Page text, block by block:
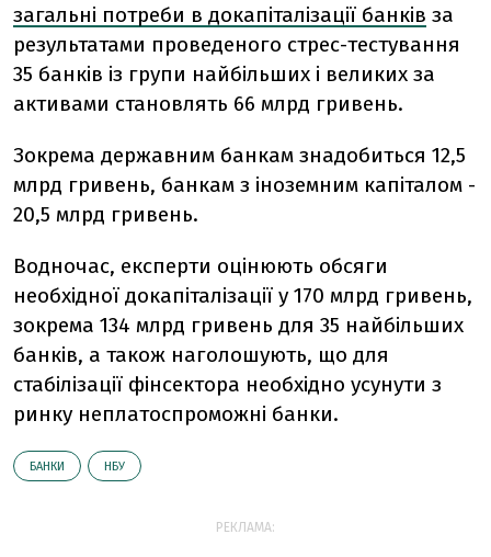
загальні потреби в докапіталізації банків за
результатами проведеного стрес-тестування
35 банків із групи найбільших і великих за
активами становлять 66 млрд гривень.
Зокрема державним банкам знадобиться 12,5
млрд гривень, банкам з іноземним капіталом -
20,5 млрд гривень.
Водночас, експерти оцінюють обсяги
необхідної докапіталізації у 170 млрд гривень,
зокрема 134 млрд гривень для 35 найбільших
банків, а також наголошують, що для
стабілізації фінсектора необхідно усунути з
ринку неплатоспроможні банки.
БАНКИ НБУ
РЕКЛАМА: